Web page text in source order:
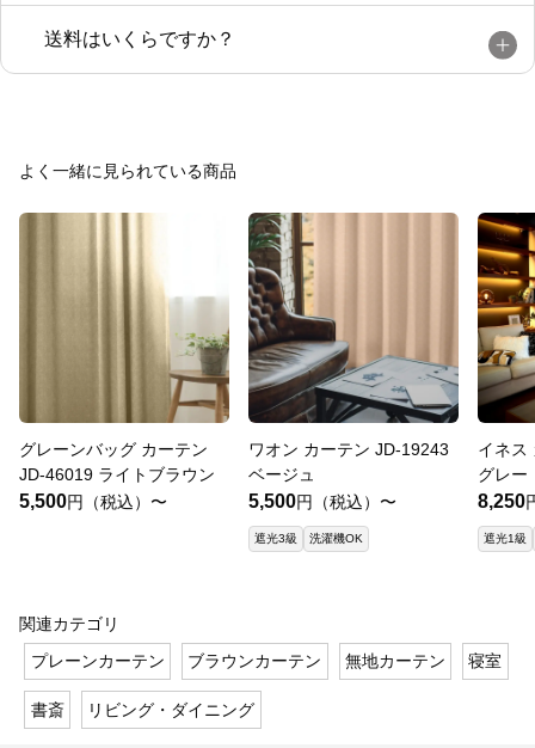
送料はいくらですか？
よく一緒に見られている商品
グレーンバッグ カーテン
JD-46019 ライトブラウン
5,500円（税込）〜
ワオン カーテン JD-19243
ベージュ
5,500円（税込）〜
遮光3級 洗濯機OK
イネス
グレー
8,250
遮光1級
関連カテゴリ
プレーンカーテン
ブラウンカーテン 無地カーテン 寝室
書斎 リビング・ダイニング